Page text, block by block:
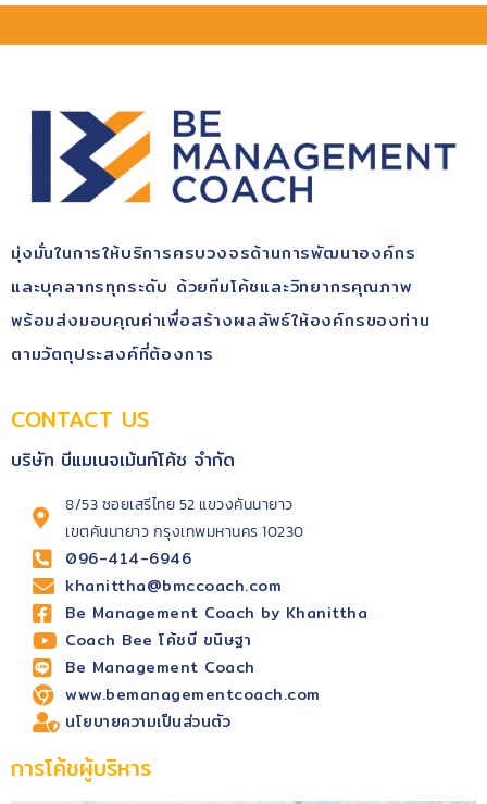
มุ่ง​มั่นในการให้บริการ​ครบวงจรด้านการพัฒนา​องค์กร​
และบุคลากรทุกระดับ​ ด้วยทีมโค้ช​และวิทยากรคุณ​ภาพ​
พร้อม​ส่งมอบคุณ​ค่า​เพื่อสร้างผลลัพธ์​ให้องค์กรของท่าน
ตามวัตถุประสงค์​ที่ต้องการ
CONTACT US
บริษัท บีแมเนจเม้นท์โค้ช จำกัด
8/53 ซอยเสรีไทย 52 แขวงคันนายาว
เขตคันนายาว กรุงเทพมหานคร 10230
096-414-6946
khanittha@bmccoach.com
Be Management Coach by Khanittha
Coach Bee โค้ชบี ขนิษฐา
Be Management Coach
www.bemanagementcoach.com
นโยบายความเป็นส่วนตัว
การโค้ชผู้บริหาร